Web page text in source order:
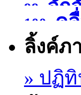
)
99. จั๊ก
100.
ค
มหาส
ลิ้งค์ภ
» ปฏิ